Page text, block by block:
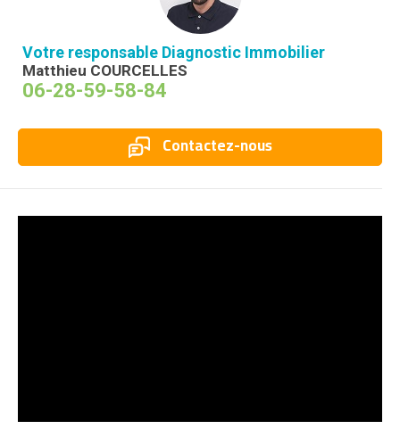
Votre responsable Diagnostic Immobilier
Matthieu COURCELLES
06-28-59-58-84
Contactez-nous